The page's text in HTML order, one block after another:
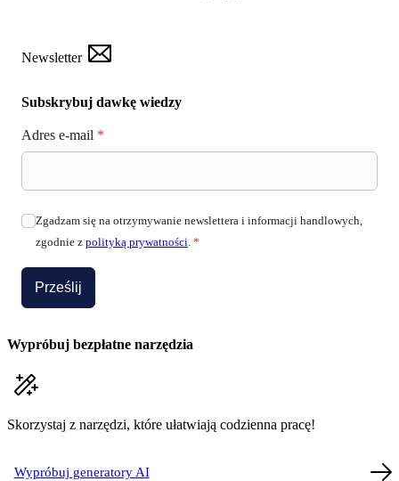
Newsletter
Subskrybuj dawkę wiedzy
Adres e-mail *
Zgadzam się na otrzymywanie newslettera i informacji handlowych,
zgodnie z polityką prywatności. *
Prześlij
Wypróbuj bezpłatne narzędzia
Skorzystaj z narzędzi, które ułatwiają codzienna pracę!
Wypróbuj generatory AI